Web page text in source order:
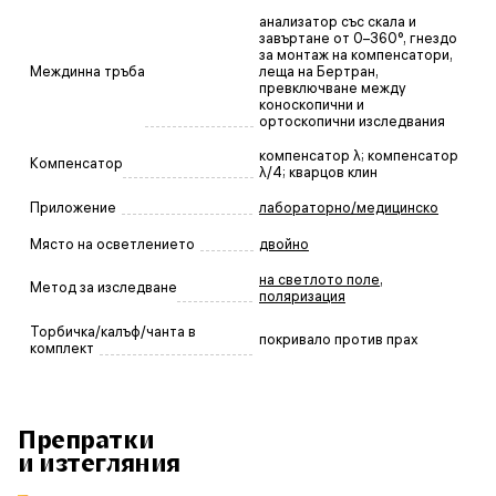
Междинна тръба
анализатор със скала и
завъртане от 0–360°, гнездо
за монтаж на компенсатори,
леща на Бертран,
превключване между
коноскопични и
ортоскопични изследвания
Компенсатор
компенсатор λ; компенсатор
λ/4; кварцов клин
Приложение лабораторно/медицинско
Място на осветлението двойно
Метод за изследване на светлото поле,
поляризация
Торбичка/калъф/чанта в
комплект
покривало против прах
Препратки
и изтегляния